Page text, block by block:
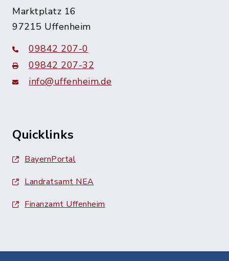
Marktplatz 16
97215 Uffenheim
09842 207-0
09842 207-32
info@uffenheim.de
Quicklinks
BayernPortal
Landratsamt NEA
Finanzamt Uffenheim